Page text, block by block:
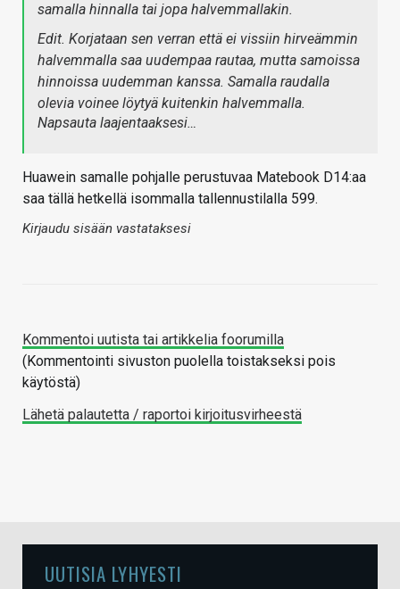
samalla hinnalla tai jopa halvemmallakin.
Edit. Korjataan sen verran että ei vissiin hirveämmin
halvemmalla saa uudempaa rautaa, mutta samoissa
hinnoissa uudemman kanssa. Samalla raudalla
olevia voinee löytyä kuitenkin halvemmalla.
Napsauta laajentaaksesi…
Huawein samalle pohjalle perustuvaa Matebook D14:aa
saa tällä hetkellä isommalla tallennustilalla 599.
Kirjaudu sisään vastataksesi
Kommentoi uutista tai artikkelia foorumilla
(Kommentointi sivuston puolella toistakseksi pois
käytöstä)
Lähetä palautetta / raportoi kirjoitusvirheestä
UUTISIA LYHYESTI